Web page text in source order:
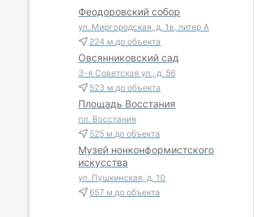
Феодоровский собор
ул. Миргородская, д. 1в, литер А
224 м до объекта
Овсянниковский сад
3-я Советская ул., д. 56
523 м до объекта
Площадь Восстания
пл. Восстания
525 м до объекта
Музей нонконформистского
искусства
ул. Пушкинская, д. 10
657 м до объекта